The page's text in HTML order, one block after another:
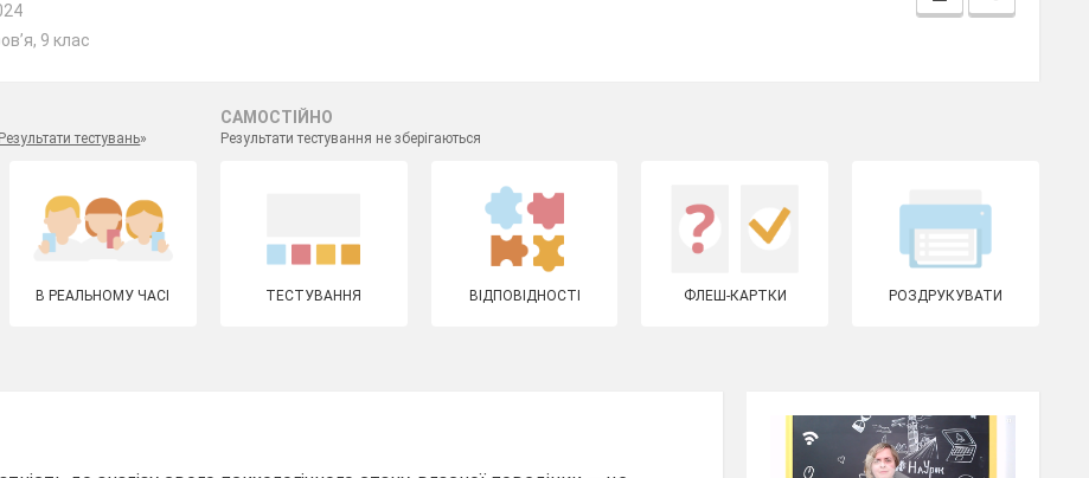
9 клас
Результати тестувань»
САМОСТІЙНО
Результати тестування не зберігаються
В РЕАЛЬНОМУ ЧАСІ ТЕСТУВАННЯ ВІДПОВІДНОСТІ ФЛЕШ-КАРТКИ РОЗДРУКУВАТИ